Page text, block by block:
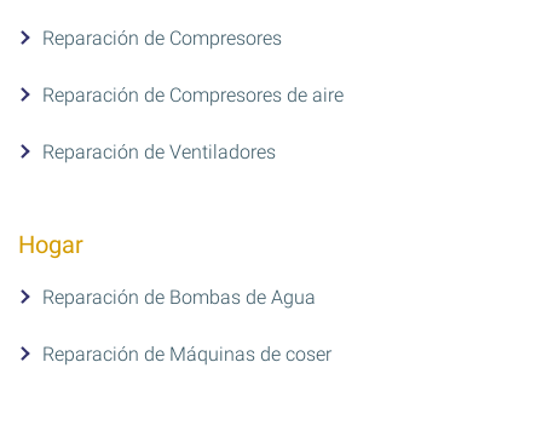
Reparación de Compresores
Reparación de Compresores de aire
Reparación de Ventiladores
Hogar
Reparación de Bombas de Agua
Reparación de Máquinas de coser